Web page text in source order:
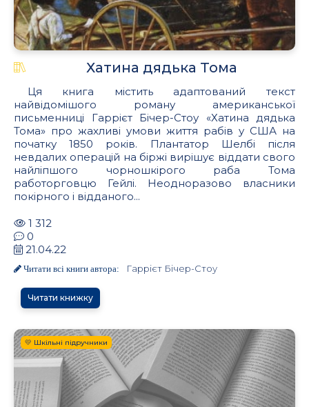
Хатина дядька Тома
Ця книга містить адаптований текст
найвідомішого роману американської
письменниці Гаррієт Бічер-Стоу «Хатина дядька
Тома» про жахливі умови життя рабів у США на
початку 1850 років. Плантатор Шелбі після
невдалих операцій на біржі вирішує віддати свого
найліпшого чорношкірого раба Тома
работорговцю Гейлі. Неодноразово власники
покірного і відданого...
1 312
0
21.04.22
Читати всі книги автора: Гаррієт Бічер-Стоу
Читати книжку
💛 Шкільні підручники